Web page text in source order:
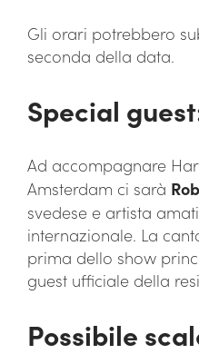
Gli orari potrebbero
seconda della data.
Special
Ad accompagnare
Amsterdam ci sarà
svedese e artista
internazionale. La
prima dello show
guest ufficiale della
Possibile